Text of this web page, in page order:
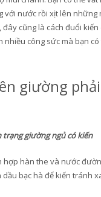
với nước rồi xịt lên những
đây cũng là cách đuổi
nhiều công sức mà bạn
giường
trạng giường ngủ có kiến
hợp hàn the và nước
dầu bạc hà để kiến tránh